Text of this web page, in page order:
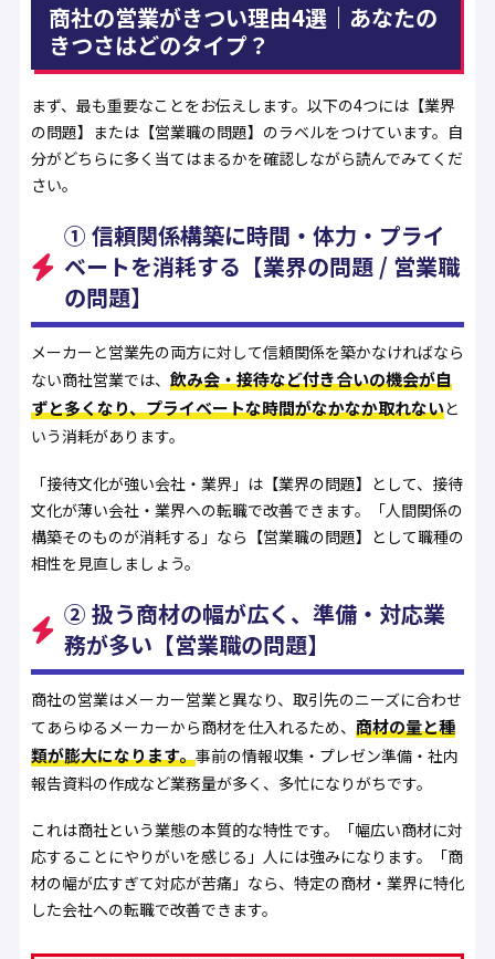
商社の営業がきつい理由4選｜あなたの
きつさはどのタイプ？
まず、最も重要なことをお伝えします。以下の4つには【業界
の問題】または【営業職の問題】のラベルをつけています。自
分がどちらに多く当てはまるかを確認しながら読んでみてくだ
さい。
① 信頼関係構築に時間・体力・プライ
ベートを消耗する【業界の問題 / 営業職
の問題】
メーカーと営業先の両方に対して信頼関係を築かなければなら
ない商社営業では、 飲み会・接待など付き合いの機会が自
ずと多くなり、プライベートな時間がなかなか取れないと
いう消耗があります。
「接待文化が強い会社・業界」は【業界の問題】として、接待
文化が薄い会社・業界への転職で改善できます。「人間関係の
構築そのものが消耗する」なら【営業職の問題】として職種の
相性を見直しましょう。
② 扱う商材の幅が広く、準備・対応業
務が多い【営業職の問題】
商社の営業はメーカー営業と異なり、取引先のニーズに合わせ
てあらゆるメーカーから商材を仕入れるため、 商材の量と種
類が膨大になります。事前の情報収集・プレゼン準備・社内
報告資料の作成など業務量が多く、多忙になりがちです。
これは商社という業態の本質的な特性です。「幅広い商材に対
応することにやりがいを感じる」人には強みになります。「商
材の幅が広すぎて対応が苦痛」なら、特定の商材・業界に特化
した会社への転職で改善できます。